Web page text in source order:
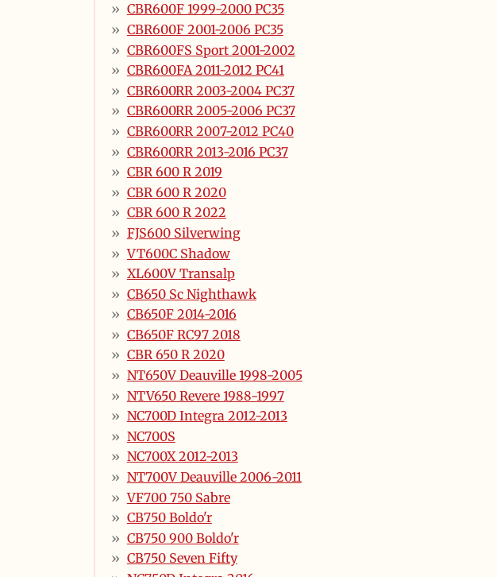
CBR600F 1999-2000 PC35
CBR600F 2001-2006 PC35
CBR600FS Sport 2001-2002
CBR600FA 2011-2012 PC41
CBR600RR 2003-2004 PC37
CBR600RR 2005-2006 PC37
CBR600RR 2007-2012 PC40
CBR600RR 2013-2016 PC37
CBR 600 R 2019
CBR 600 R 2020
CBR 600 R 2022
FJS600 Silverwing
VT600C Shadow
XL600V Transalp
CB650 Sc Nighthawk
CB650F 2014-2016
CB650F RC97 2018
CBR 650 R 2020
NT650V Deauville 1998-2005
NTV650 Revere 1988-1997
NC700D Integra 2012-2013
NC700S
NC700X 2012-2013
NT700V Deauville 2006-2011
VF700 750 Sabre
CB750 Boldo'r
CB750 900 Boldo'r
CB750 Seven Fifty